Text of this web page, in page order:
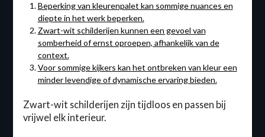
Beperking van kleurenpalet kan sommige nuances en
diepte in het werk beperken.
Zwart-wit schilderijen kunnen een gevoel van
somberheid of ernst oproepen, afhankelijk van de
context.
Voor sommige kijkers kan het ontbreken van kleur een
minder levendige of dynamische ervaring bieden.
Zwart-wit schilderijen zijn tijdloos en passen bij
vrijwel elk interieur.